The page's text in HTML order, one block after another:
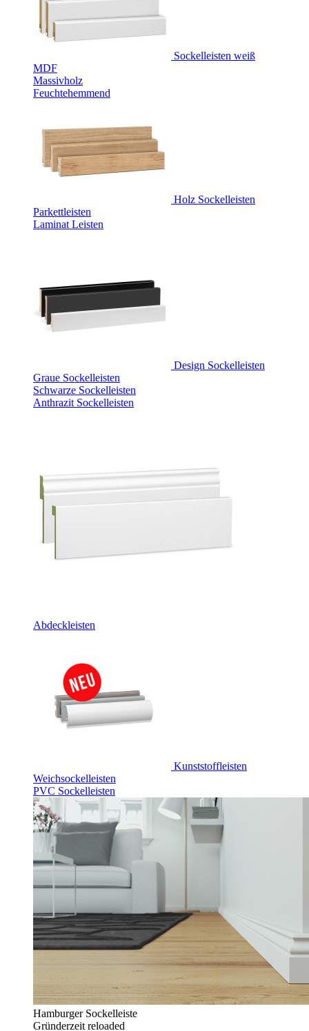
Sockelleisten weiß
MDF
Massivholz
Feuchtehemmend
Holz Sockelleisten
Parkettleisten
Laminat Leisten
Design Sockelleisten
Graue Sockelleisten
Schwarze Sockelleisten
Anthrazit Sockelleisten
Abdeckleisten
Kunststoffleisten
Weichsockelleisten
PVC Sockelleisten
Hamburger Sockelleiste
Gründerzeit reloaded